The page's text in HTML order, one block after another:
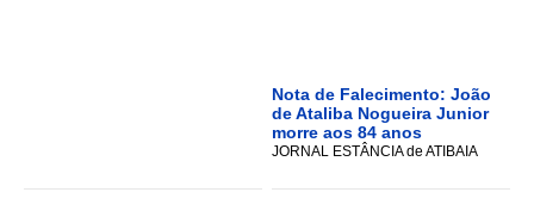
Nota de Falecimento: João
de Ataliba Nogueira Junior
morre aos 84 anos
JORNAL ESTÂNCIA de ATIBAIA